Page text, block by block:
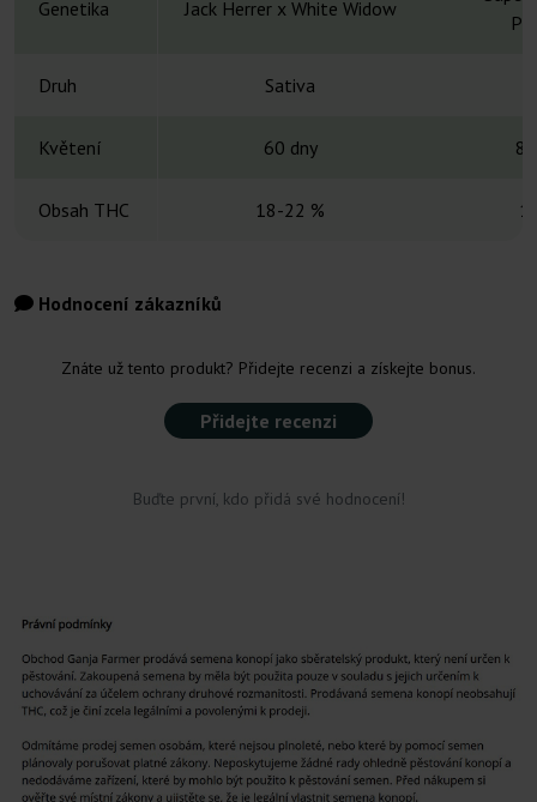
Genetika Jack Herrer x White Widow
Druh Sativa
Květení 60 dny
Obsah THC 18-22 %
Hodnocení zákazníků
Znáte už tento produkt? Přidejte recenzi a získejte bonus.
Přidejte recenzi
Buďte první, kdo přidá své hodnocení!